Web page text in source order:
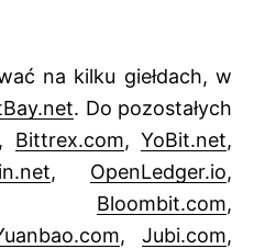
na kilku giełdach, w
. Do pozostałych
, Bittrex.com, YoBit.net,
, OpenLedger.io,
Bloombit.com,
, Jubi.com,